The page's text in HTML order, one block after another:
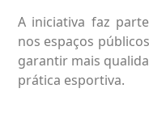
A iniciativa faz
nos espaços
garantir mais
prática esportiva.